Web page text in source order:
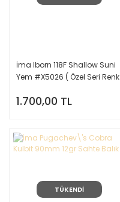
İma Iborn 118F Shallow Suni
Yem #X5026 ( Özel Seri Renk
1.700,00 TL
TÜKENDİ